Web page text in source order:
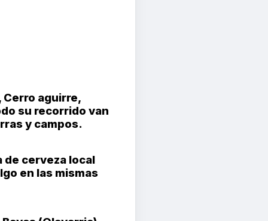
Cerro aguirre,
su recorrido van
y campos.
de cerveza local
en las mismas